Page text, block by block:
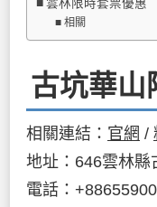
相關
古坑華山
相關連結： 官網 /
地址：646雲林縣
電話：